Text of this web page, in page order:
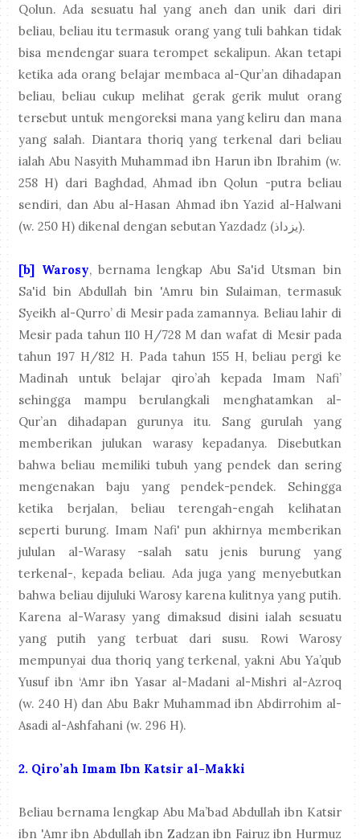
Qolun. Ada sesuatu hal yang aneh dan unik dari diri
beliau, beliau itu termasuk orang yang tuli bahkan tidak
bisa mendengar suara terompet sekalipun. Akan tetapi
ketika ada orang belajar membaca al-Qur’an dihadapan
beliau, beliau cukup melihat gerak gerik mulut orang
tersebut untuk mengoreksi mana yang keliru dan mana
yang salah. Diantara thoriq yang terkenal dari beliau
ialah Abu Nasyith Muhammad ibn Harun ibn Ibrahim (w.
258 H) dari Baghdad, Ahmad ibn Qolun -putra beliau
sendiri, dan Abu al-Hasan Ahmad ibn Yazid al-Halwani
(w. 250 H) dikenal dengan sebutan Yazdadz (يزداذ).
[b] Warosy, bernama lengkap Abu Sa'id Utsman bin
Sa'id bin Abdullah bin 'Amru bin Sulaiman, termasuk
Syeikh al-Qurro’ di Mesir pada zamannya. Beliau lahir di
Mesir pada tahun 110 H/728 M dan wafat di Mesir pada
tahun 197 H/812 H. Pada tahun 155 H, beliau pergi ke
Madinah untuk belajar qiro’ah kepada Imam Nafi’
sehingga mampu berulangkali menghatamkan al-
Qur’an dihadapan gurunya itu. Sang gurulah yang
memberikan julukan warasy kepadanya. Disebutkan
bahwa beliau memiliki tubuh yang pendek dan sering
mengenakan baju yang pendek-pendek. Sehingga
ketika berjalan, beliau terengah-engah kelihatan
seperti burung. Imam Nafi' pun akhirnya memberikan
jululan al-Warasy -salah satu jenis burung yang
terkenal-, kepada beliau. Ada juga yang menyebutkan
bahwa beliau dijuluki Warosy karena kulitnya yang putih.
Karena al-Warasy yang dimaksud disini ialah sesuatu
yang putih yang terbuat dari susu. Rowi Warosy
mempunyai dua thoriq yang terkenal, yakni Abu Ya’qub
Yusuf ibn ‘Amr ibn Yasar al-Madani al-Mishri al-Azroq
(w. 240 H) dan Abu Bakr Muhammad ibn Abdirrohim al-
Asadi al-Ashfahani (w. 296 H).
2. Qiro’ah Imam Ibn Katsir al-Makki
Beliau bernama lengkap Abu Ma’bad Abdullah ibn Katsir
ibn 'Amr ibn Abdullah ibn Zadzan ibn Fairuz ibn Hurmuz